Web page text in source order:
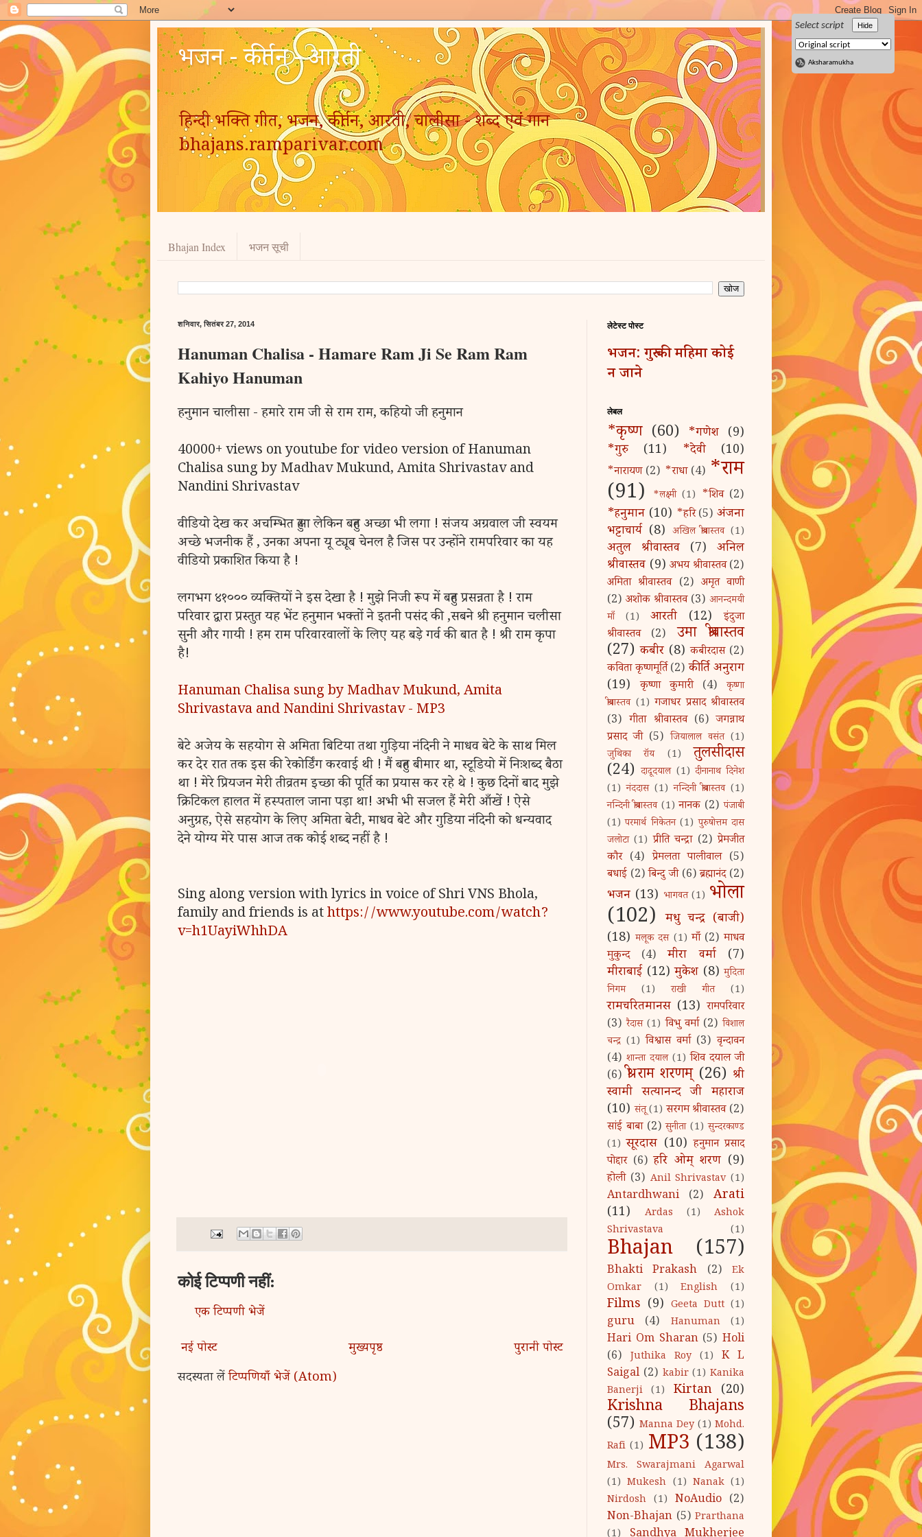
Select script Hide
Aksharamukha
भजन - कीर्तन - आरती
हिन्दी भक्ति गीत, भजन, कीर्तन, आरती, चालीसा - शब्द एवं गान
bhajans.ramparivar.com
Bhajan Index भजन सूची
शनिवार, सितंबर 27, 2014
Hanuman Chalisa - Hamare Ram Ji Se Ram Ram
Kahiyo Hanuman
हनुमान चालीसा - हमारे राम जी से राम राम, कहियो जी हनुमान
40000+ views on youtube for video version of Hanuman
Chalisa sung by Madhav Mukund, Amita Shrivastav and
Nandini Shrivastav
वीडियो देख कर अचम्भित हुआ लेकिन बहुत अच्छा भी लगा ! संजय अग्रवाल जी स्वयम
अच्छे भजनीक हैं , उनका अपना यू ट्यूब चेनल है जिस पर उन्होंने रामपरिवार का यह
वीडियो प्रकाशित किया है !
लगभग ४१००० व्यक्तियों ने इस देखा है ! मुझे निजी रूप में बहुत प्रसन्नता है ! राम
परिवार द्वारा प्रस्तुत यह भेंट हनुमान भक्तों ने इतनी पसंद की ,सबने श्री हनुमान चलीसा
सुनी और गायी ! हम राम परिवारवालों के लिए यह बड़े गर्व की बात है ! श्री राम कृपा
है!
Hanuman Chalisa sung by Madhav Mukund, Amita
Shrivastava and Nandini Shrivastav - MP3
बेटे अजेय के सहयोग से अमिता बिटिया तथा गुड़िया नंदिनी ने माधव बेटे के साथ मिल
कर देर रात तक इस की रेकोर्डिंग करवाई थी ! मैं बहुत बीमार था, स्टूडियो में निःशब्द बैठा
था ! मेरे प्रियजन मेरी तीव्रतम इच्छा की पूर्ति का प्रयास कर रहे थे ! कुछ दिनों बाद मुझे
क्रिटिकल हालत में हस्पताल जाना पड़ा था! अभी भी सजल हैं मेरी आँखें ! ऐसे
अनुग्रह, ऐसे सहयोग के लिए अमिता बेटी, माधव बेटे और गुडिया नंदिनी को धन्यवाद
देने योग्य मेरे पास आज तक कोई शब्द नहीं है !
Sing along version with lyrics in voice of Shri VNS Bhola,
family and friends is athttps://www.youtube.com/watch?
v=h1UayiWhhDA
कोई टिप्पणी नहीं:
एक टिप्पणी भेजें
नई पोस्ट
पुरानी पोस्ट
मुख्यपृष्ठ
सदस्यता लेंटिप्पणियाँ भेजें (Atom)
लेटेस्ट पोस्ट
भजन: गुरु की महिमा कोई
न जाने
लेबल
*कृष्ण (60) *गणेश (9)
*गुरु
(11) *देवी (10)
*नारायण (2) *राधा (4) *राम
(91) *लक्ष्मी (1) *शिव (2)
*हनुमान (10) *हरि (5) अंजना
भट्टाचार्य (8) अखिल श्रीवास्तव (1)
अतुल श्रीवास्तव (7) अनिल
श्रीवास्तव (9) अभय श्रीवास्तव (2)
अमिता श्रीवास्तव (2) अमृत वाणी
(2) अशोक श्रीवास्तव (3) आनन्दमयी
माँ
(1) आरती (12)
इंदुजा
श्रीवास्तव
(2) उमा श्रीवास्तव
(27) कबीर (8) कबीरदास (2)
कविता कृष्णमूर्ति (2) कीर्ति अनुराग
(19) कृष्णा कुमारी (4)
कृष्णा
श्रीवास्तव (1) गजाधर प्रसाद श्रीवास्तव
(3) गीता श्रीवास्तव (6) जगन्नाथ
प्रसाद जी (5) जियालाल वसंत (1)
जुथिका रॉय
(1) तुलसीदास
(24) दादूदयाल (1) दीनानाथ दिनेश
(1) नंददास (1) नन्दिनी श्रीवास्तव (1)
नन्दिनी श्रीवास्तव (1) नानक (2) पंजाबी
(1) परमार्थ निकेतन (1) पुरुषोत्तम दास
जलोटा (1) प्रीति चन्द्रा (2) प्रेमजीत
कौर (4) प्रेमलता पालीवाल (5)
बधाई (2) बिन्दु जी (6) ब्रह्मानंद (2)
भजन (13) भागवत (1) भोला
(102) मधु चन्द्र (बाजी)
(18) मलूक दस (1) माँ (2) माधव
मुकुन्द
(4) मीरा वर्मा
(7)
मीराबाई (12) मुकेश (8) मुदिता
निगम
(1) राखी गीत (1)
रामचरितमानस (13) रामपरिवार
(3) रैदास (1) विभु वर्मा (2) विशाल
चन्द्र (1) विश्वास वर्मा (3) वृन्दावन
(4) शान्ता दयाल (1) शिव दयाल जी
(6) श्री राम शरणम्‌ (26) श्री
स्वामी सत्यानन्द जी महाराज
(10) संतू (1) सरगम श्रीवास्तव (2)
सांई बाबा (2) सुनीता (1) सुन्दरकाण्ड
(1) सूरदास (10) हनुमान प्रसाद
पोद्दार (6) हरि ओम्‌ शरण (9)
होली (3) Anil Shrivastav (1)
Antardhwani (2) Arati
(11)
Ardas (1)
Ashok
Shrivastava
(1)
Bhajan (157)
Bhakti Prakash (2)
Ek
Omkar
(1) English (1)
Films (9) Geeta Dutt (1)
guru (4) Hanuman (1)
Hari Om Sharan (5) Holi
(6) Juthika Roy (1) K L
Saigal (2) kabir (1) Kanika
Banerji (1) Kirtan (20)
Krishna Bhajans
(57) Manna Dey (1) Mohd.
Rafi (1) MP3 (138)
Mrs. Swarajmani Agarwal
(1) Mukesh (1) Nanak (1)
Nirdosh (1) NoAudio (2)
Non-Bhajan (5) Prarthana